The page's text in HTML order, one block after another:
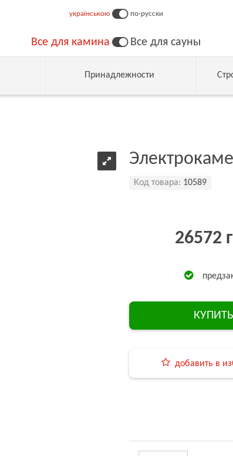
українською по-русски
Все для камина Все для сауны
Принадлежности
Код товара: 10589
26572
КУПИТЬ
добавить в